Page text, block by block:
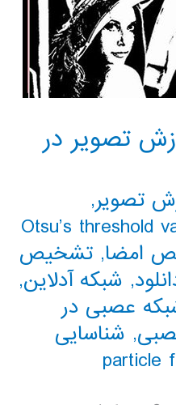
تصویر در
تصویر,
Otsu’s threshold
امضا, تشخیص
, شبکه آدلاین,
عصبی در
, شناسایی